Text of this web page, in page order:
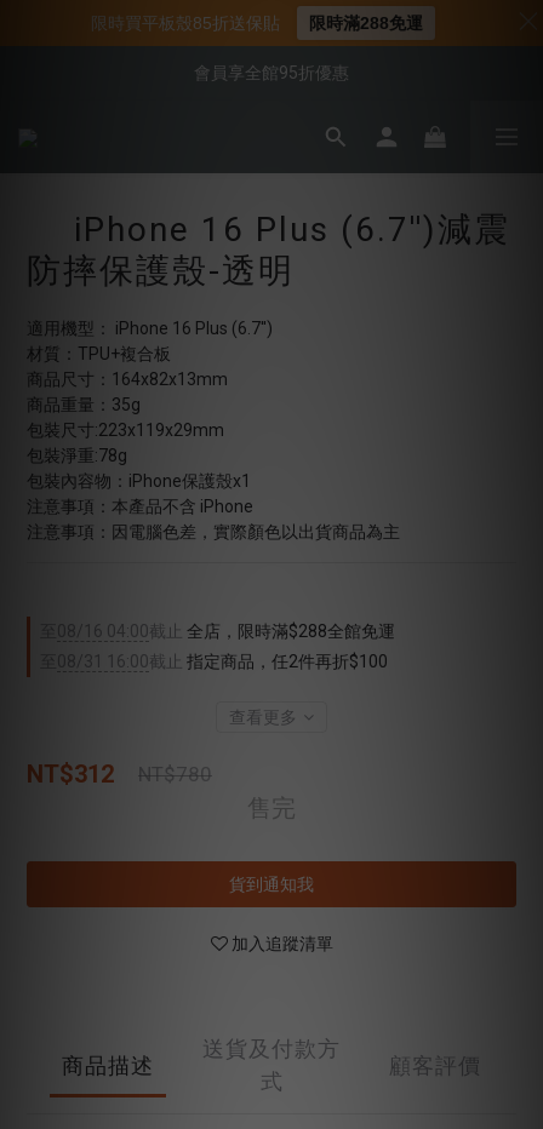
📍新客首購現折$50｜加入會員立即領取
📌年中下殺 手機殼3折起
會員享全館95折優惠
📍新客首購現折$50｜加入會員立即領取
iPhone 16 Plus (6.7'')減震
防摔保護殼-透明
適用機型： iPhone 16 Plus (6.7'')
材質：TPU+複合板
商品尺寸：164x82x13mm
商品重量：35g
包裝尺寸:223x119x29mm
包裝淨重:78g
包裝內容物：iPhone保護殼x1
注意事項：本產品不含 iPhone
注意事項：因電腦色差，實際顏色以出貨商品為主
08/16 04:00截止
全店，限時滿$288全館免運
08/31 16:00截止 指定商品，任2件再折$100
查看更多
NT$312 NT$780
售完
貨到通知我
加入追蹤清單
商品描述
送貨及付款方
式
顧客評價
限時買平板殼85折送保貼 限時滿288免運